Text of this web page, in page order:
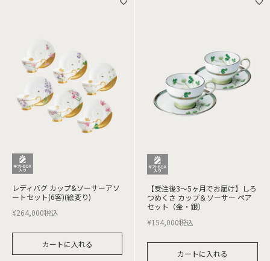
レディバグ カップ&ソーサーアソ
ートセット(6客)(絵変り)
¥264,000税込
カートに入れる
【受注後3～5ヶ月でお届け】しろ
つめくさ カップ＆ソーサー ペア
セット（金・銀）
¥154,000税込
カートに入れる